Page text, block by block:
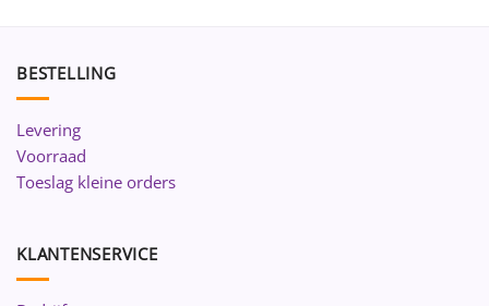
BESTELLING
Levering
Voorraad
Toeslag kleine orders
KLANTENSERVICE